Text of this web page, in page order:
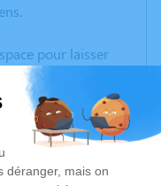
pour laisser
souvenirs, une
travers des
est un lieu
de